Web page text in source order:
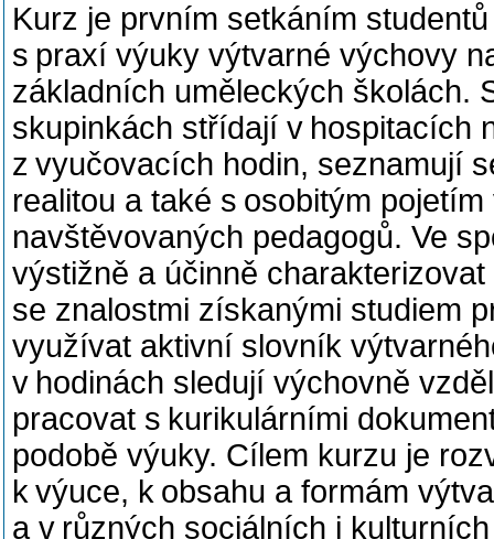
Kurz je prvním setkáním
s praxí výuky výtvarné výchovy
základních uměleckých školách.
skupinkách střídají v hospitacích
z vyučovacích hodin, seznamují
realitou a také s osobitým
navštěvovaných pedagogů. Ve
výstižně a účinně
se znalostmi získanými studiem
využívat aktivní slovník
v hodinách sledují výchovně
pracovat s kurikulárními
podobě výuky. Cílem kurzu je
k výuce, k obsahu a formám
a v různých sociálních i